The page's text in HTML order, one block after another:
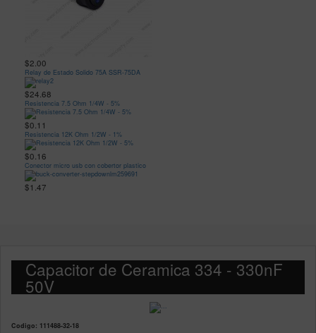
$2.00
Relay de Estado Solido 75A SSR-75DA
$24.68
Resistencia 7.5 Ohm 1/4W - 5%
$0.11
Resistencia 12K Ohm 1/2W - 1%
$0.16
Conector micro usb con cobertor plastico
$1.47
Capacitor de Ceramica 334 - 330nF
50V
Codigo: 111488-32-18